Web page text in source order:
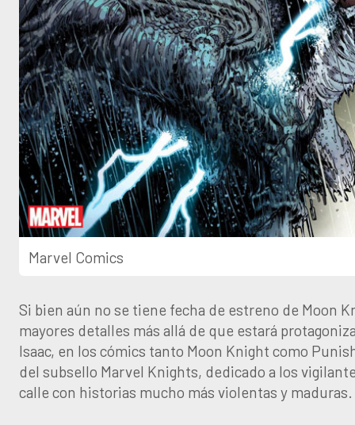
Marvel Comics
Si bien aún no se tiene fecha de estreno de Moon
mayores detalles más allá de que estará
Isaac, en los cómics tanto Moon Knight como
del subsello Marvel Knights, dedicado a los
calle con historias mucho más violentas y maduras.